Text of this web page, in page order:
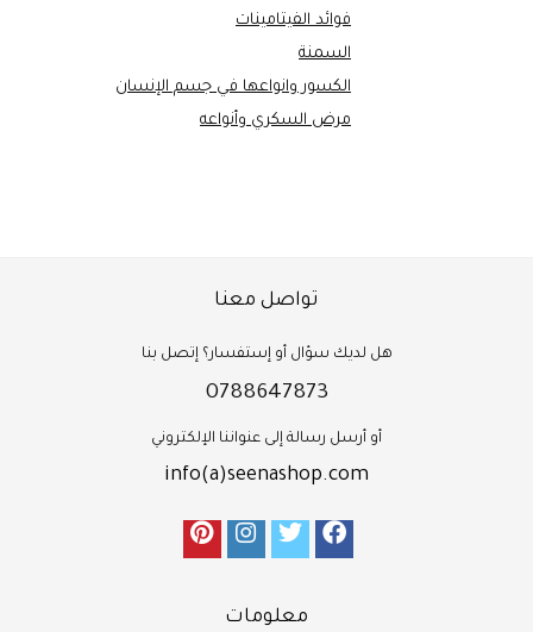
فوائد الفيتامينات
السمنة
الكسور وانواعها في جسم الإنسان
مرض السكري وأنواعه
تواصل معنا
هل لديك سؤال أو إستفسار؟ إتصل بنا
0788647873
أو أرسل رسالة إلى عنواننا الإلكتروني
info(a)seenashop.com
معلومات